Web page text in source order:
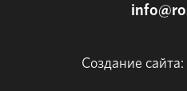
Создание сайта: